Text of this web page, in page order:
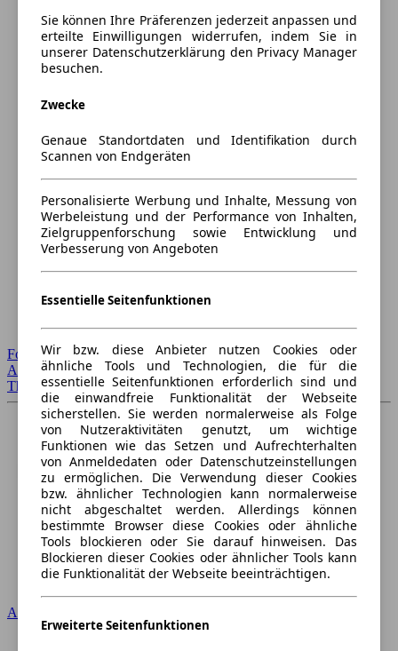
Forum Startseite
Alle Auto-Foren
Themen-Forum
Audi
Sie können Ihre Präferenzen jederzeit anpassen und
erteilte Einwilligungen widerrufen, indem Sie in
unserer Datenschutzerklärung den Privacy Manager
besuchen.
Zwecke
Genaue Standortdaten und Identifikation durch
Scannen von Endgeräten
Personalisierte Werbung und Inhalte, Messung von
Werbeleistung und der Performance von Inhalten,
Zielgruppenforschung sowie Entwicklung und
Verbesserung von Angeboten
Essentielle Seitenfunktionen
Wir bzw. diese Anbieter nutzen Cookies oder
ähnliche Tools und Technologien, die für die
essentielle Seitenfunktionen erforderlich sind und
die einwandfreie Funktionalität der Webseite
sicherstellen. Sie werden normalerweise als Folge
von Nutzeraktivitäten genutzt, um wichtige
Funktionen wie das Setzen und Aufrechterhalten
von Anmeldedaten oder Datenschutzeinstellungen
zu ermöglichen. Die Verwendung dieser Cookies
bzw. ähnlicher Technologien kann normalerweise
nicht abgeschaltet werden. Allerdings können
bestimmte Browser diese Cookies oder ähnliche
Tools blockieren oder Sie darauf hinweisen. Das
Blockieren dieser Cookies oder ähnlicher Tools kann
die Funktionalität der Webseite beeinträchtigen.
Erweiterte Seitenfunktionen